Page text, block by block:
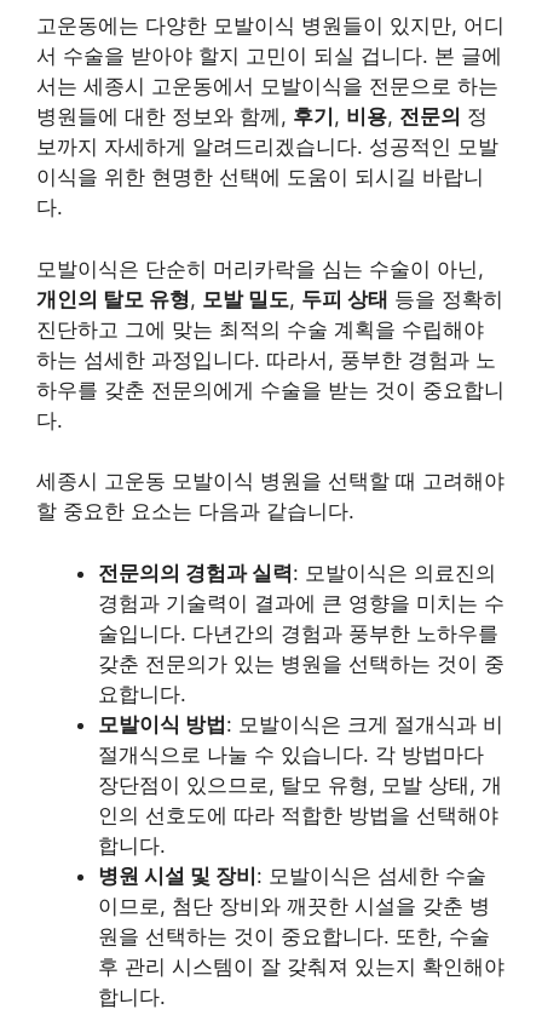
고운동에는 다양한 모발이식 병원들이 있지만, 어디
서 수술을 받아야 할지 고민이 되실 겁니다. 본 글에
서는 세종시 고운동에서 모발이식을 전문으로 하는
병원들에 대한 정보와 함께, 후기 , 비용, 전문의 정
보까지 자세하게 알려드리겠습니다. 성공적인 모발
이식을 위한 현명한 선택에 도움이 되시길 바랍니
다.
모발이식은 단순히 머리카락을 심는 수술이 아닌,
개인의 탈모 유형, 모발 밀도, 두피 상태 등을 정확히
진단하고 그에 맞는 최적의 수술 계획을 수립해야
하는 섬세한 과정입니다. 따라서, 풍부한 경험과 노
하우를 갖춘 전문의에게 수술을 받는 것이 중요합니
다.
세종시 고운동 모발이식 병원을 선택할 때 고려해야
할 중요한 요소는 다음과 같습니다.
전문의의 경험과 실력: 모발이식은 의료진의
경험과 기술력이 결과에 큰 영향을 미치는 수
술입니다. 다년간의 경험과 풍부한 노하우를
갖춘 전문의가 있는 병원을 선택하는 것이 중
요합니다.
모발이식 방법: 모발이식은 크게 절개식과 비
절개식으로 나눌 수 있습니다. 각 방법마다
장단점이 있으므로, 탈모 유형, 모발 상태, 개
인의 선호도에 따라 적합한 방법을 선택해야
합니다.
병원 시설 및 장비: 모발이식은 섬세한 수술
이므로, 첨단 장비와 깨끗한 시설을 갖춘 병
원을 선택하는 것이 중요합니다. 또한, 수술
후 관리 시스템이 잘 갖춰져 있는지 확인해야
합니다.